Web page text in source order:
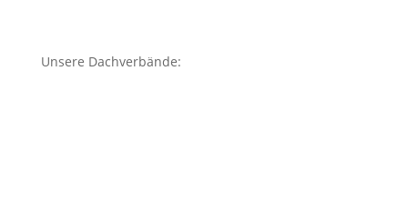
Unsere Dachverbände: